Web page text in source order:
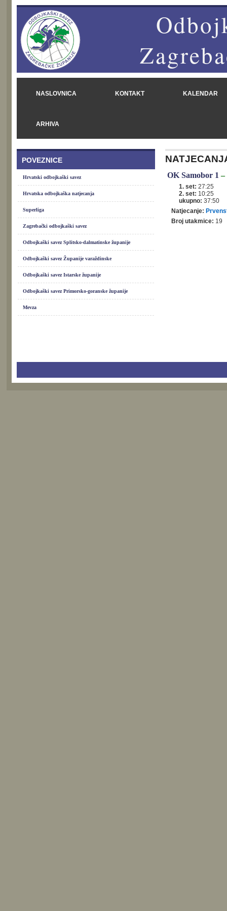
NASLOVNICA KONTAKT KALENDAR
ARHIVA
POVEZNICE
Hrvatski odbojkaški savez
Hrvatska odbojkaška natjecanja
Superliga
Zagrebački odbojkaški savez
Odbojkaški savez Splitsko-dalmatinske županije
Odbojkaški savez Županije varaždinske
Odbojkaški savez Istarske županije
Odbojkaški savez Primorsko-goranske županije
Mevza
OK Samobor 1 –
1. set: 27:25
2. set: 10:25
ukupno: 37:50
Natjecanje:
Broj utakmice: 19